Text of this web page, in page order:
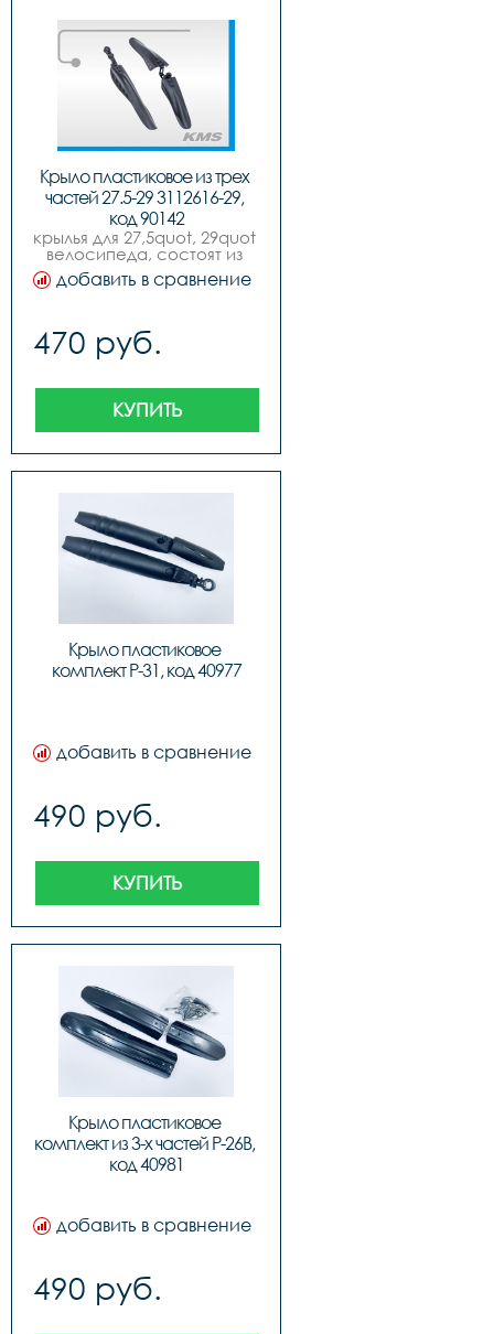
Крыло пластиковое из трех
частей 27.5-29 3112616-29,
код 90142
крылья для 27,5quot, 29quot
велосипеда, состоят из
трех частей комплект.
добавить в сравнение
470 руб.
КУПИТЬ
Крыло пластиковое
комплект P-31, код 40977
добавить в сравнение
490 руб.
КУПИТЬ
Крыло пластиковое
комплект из 3-х частей P-26B,
код 40981
добавить в сравнение
490 руб.